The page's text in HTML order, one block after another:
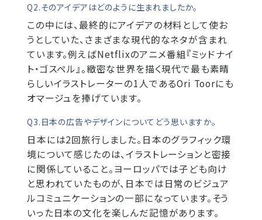
Q2.そのアイデアはどのように生まれましたか。
この中には、最終的にアイデアの材料として使お
うとしていた、さまざまな現代的なネタが含まれ
ています。例えばNetflixのアニメ番組『ミッドナイ
ト・ゴスペル』。緻密な世界を描く現代で最も素晴
らしいイラストレーターの1人であるOri Toorにも
オマージュを捧げています。
Q3.日本の広告やデザインについてどう思いますか。
日本には2回旅行しました。日本のグラフィック環
境について感じたのは、イラストレーションと密接
に関係していること。ヨーロッパでは子ども向け
と思われていたものが、日本では日常のビジュア
ルコミュニケーションの一部になっています。そう
いった日本の文化を楽しんだ記憶があります。